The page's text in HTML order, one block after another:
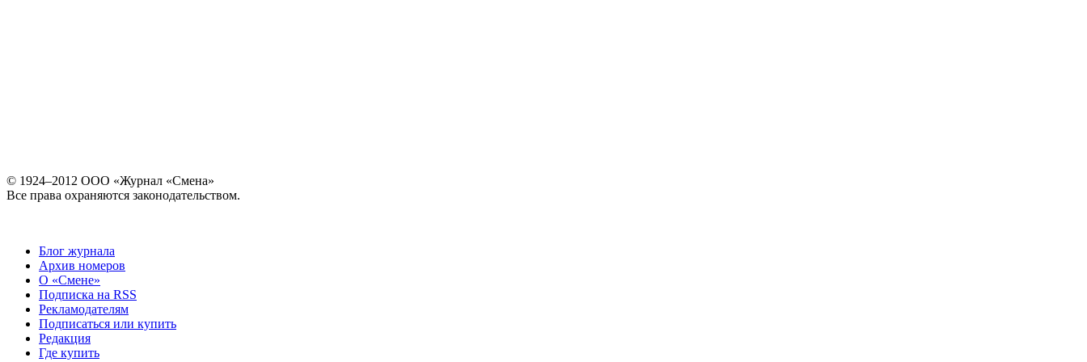
© 1924–2012 ООО «Журнал «Смена»
Все права охраняются законодательством.
Блог журнала
Архив номеров
О «Смене»
Подписка на RSS
Рекламодателям
Подписаться или купить
Редакция
Где купить